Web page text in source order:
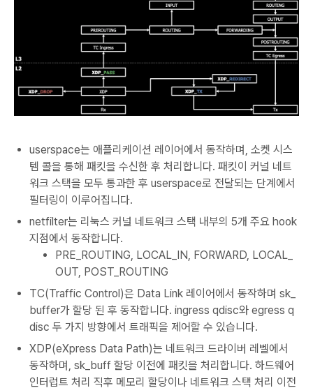
userspace는 애플리케이션 레이어에서 동작하며, 소켓 시스
템 콜을 통해 패킷을 수신한 후 처리합니다. 패킷이 커널 네트
워크 스택을 모두 통과한 후 userspace로 전달되는 단계에서
필터링이 이루어집니다.
netfilter는 리눅스 커널 네트워크 스택 내부의 5개 주요 hook
지점에서 동작합니다.
PRE_ROUTING, LOCAL_IN, FORWARD, LOCAL_
OUT, POST_ROUTING
TC(Traffic Control)은 Data Link 레이어에서 동작하며 sk_
buffer가 할당 된 후 동작합니다. ingress qdisc와 egress q
disc 두 가지 방향에서 트래픽을 제어할 수 있습니다.
XDP(eXpress Data Path)는 네트워크 드라이버 레벨에서
동작하며, sk_buff 할당 이전에 패킷을 처리합니다. 하드웨어
인터럽트 처리 직후 메모리 할당이나 네트워크 스택 처리 이전